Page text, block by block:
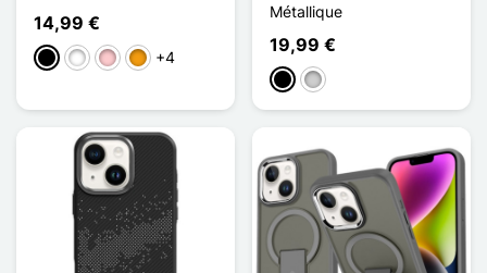
14,99 €
NegroBlancoRosaNaranja
+4
Métallique
19,99 €
NegroPlata